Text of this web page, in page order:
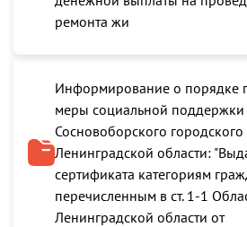
ремонта жи
Информирование о порядке
меры социальной
Сосновоборского городского
Ленинградской области:
сертификата категориям
перечисленным в ст. 1-1
Ленинградской области от